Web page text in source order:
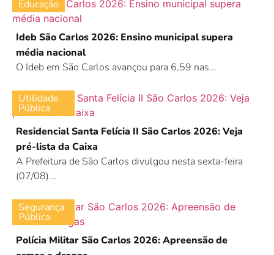
Educação
Ideb São Carlos 2026: Ensino municipal supera
média nacional
O Ideb em São Carlos avançou para 6,59 nas...
Utilidade
Pública
Residencial Santa Felícia II São Carlos 2026: Veja
pré-lista da Caixa
A Prefeitura de São Carlos divulgou nesta sexta-feira
(07/08)...
Segurança
Pública
Polícia Militar São Carlos 2026: Apreensão de